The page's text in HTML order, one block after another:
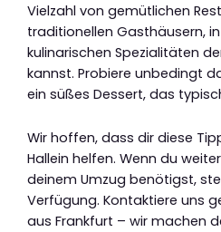
Vielzahl von gemütlichen
traditionellen Gasthäusern,
kulinarischen Spezialitäten
kannst. Probiere unbedingt
ein süßes Dessert, das
Wir hoffen, dass dir diese
Hallein helfen. Wenn du
deinem Umzug benötigst,
Verfügung. Kontaktiere uns
aus Frankfurt – wir machen